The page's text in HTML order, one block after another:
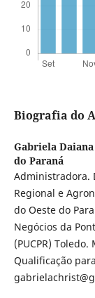
Biografia do
Gabriela
do Paraná
Administradora.
Regional e
do Oeste do
Negócios da
(PUCPR)
Qualificação